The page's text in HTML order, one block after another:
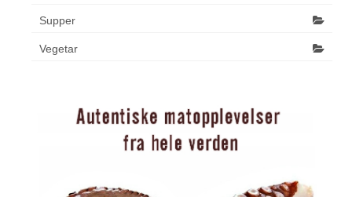
Supper
Vegetar